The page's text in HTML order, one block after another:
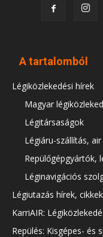
A tartalomból
Légiközlekedési hírek
Magyar
Légitársaságok
Légiáru-szállítás,
Repülőgépgyártók,
Léginavigációs
Légiutazás hírek,
KarriAIR:
Repülés: Kisgépes- és